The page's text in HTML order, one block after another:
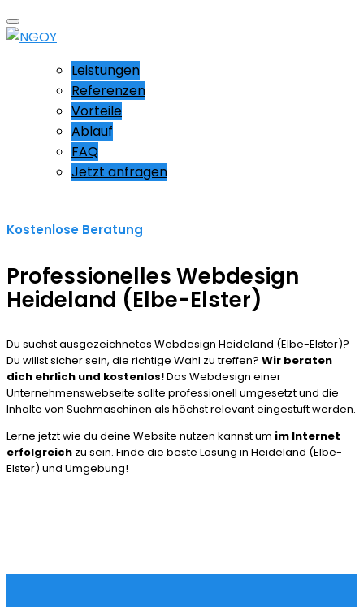
Leistungen
Referenzen
Vorteile
Ablauf
FAQ
Jetzt anfragen
Kostenlose Beratung
Professionelles Webdesign
Heideland (Elbe-Elster)
Du suchst ausgezeichnetes Webdesign Heideland (Elbe-Elster)?
Du willst sicher sein, die richtige Wahl zu treffen? Wir beraten
dich ehrlich und kostenlos!Das Webdesign einer
Unternehmenswebseite sollte professionell umgesetzt und die
Inhalte von Suchmaschinen als höchst relevant eingestuft werden.
Lerne jetzt wie du deine Website nutzen kannst um im Internet
erfolgreich zu sein. Finde die beste Lösung in Heideland (Elbe-
Elster) und Umgebung!